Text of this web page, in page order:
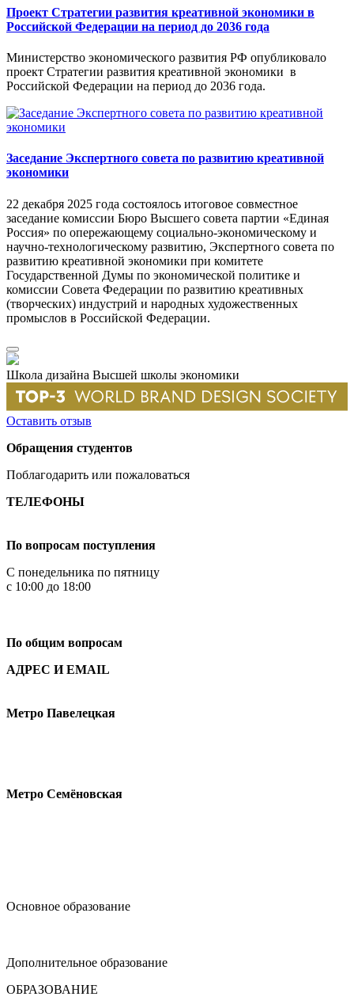
Проект Стратегии развития креативной экономики в
Российской Федерации на период до 2036 года
Министерство экономического развития РФ опубликовало
проект Стратегии развития креативной экономики в
Российской Федерации на период до 2036 года.
Заседание Экспертного совета по развитию креативной
экономики
22 декабря 2025 года состоялось итоговое совместное
заседание комиссии Бюро Высшего совета партии «Единая
Россия» по опережающему социально-экономическому и
научно-технологическому развитию, Экспертного совета по
развитию креативной экономики при комитете
Государственной Думы по экономической политике и
комиссии Совета Федерации по развитию креативных
(творческих) индустрий и народных художественных
промыслов в Российской Федерации.
Школа дизайна Высшей школы экономики
Оставить отзыв
Обращения студентов
Поблагодарить или пожаловаться
ТЕЛЕФОНЫ
По вопросам поступления
С понедельника по пятницу
с 10:00 до 18:00
По общим вопросам
АДРЕС И EMAIL
Метро Павелецкая
Метро Семёновская
Основное образование
Дополнительное образование
ОБРАЗОВАНИЕ